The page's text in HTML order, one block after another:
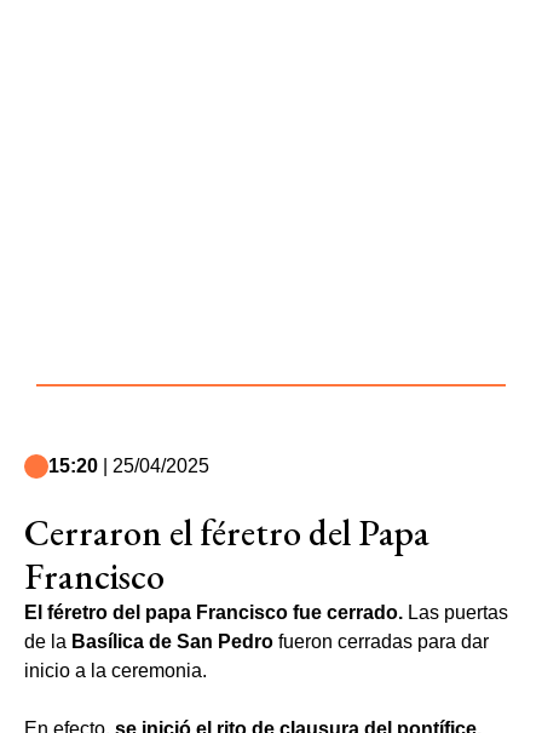
15:20 | 25/04/2025
Cerraron el féretro del Papa
Francisco
El féretro del papa Francisco fue cerrado. Las puertas
de la Basílica de San Pedro fueron cerradas para dar
inicio a la ceremonia.
En efecto, se inició el rito de clausura del pontífice,